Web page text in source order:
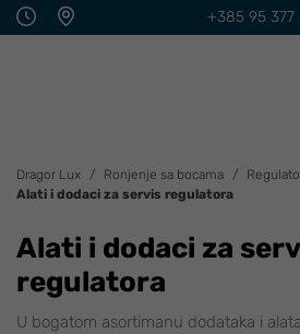
+385 95 377
Dragor Lux Ronjenje sa bocama
Alati i dodaci za servis regulatora
Alati i dodaci za
regulatora
U bogatom asortimanu dodataka i